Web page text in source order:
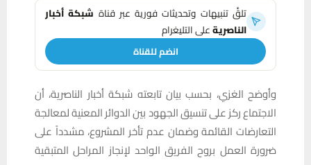
تلقَّ تنبيهات وتحديثات فورية عبر قناة شبكة أخبار
الناصريةعلى التليغرام
انضم للقناة
وأوضح الغزي، بحسب بيان تابعته شبكة أخبار الناصرية، أن
الاجتماع ركز على تنسيق الجهود بين الدوائر المعنية لمعالجة
التعارضات القائمة وضمان عدم تأخر المشروع، مشدداً على
ضرورة العمل بروح الفريق الواحد لإنجاز المراحل المتبقية